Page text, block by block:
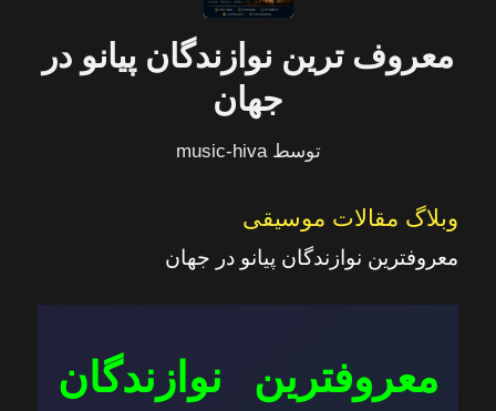
معروف ترین نوازندگان پیانو در
جهان
توسطmusic-hiva
وبلاگ مقالات موسیقی
معروفترین نوازندگان پیانو در جهان
معروفترین نوازندگان